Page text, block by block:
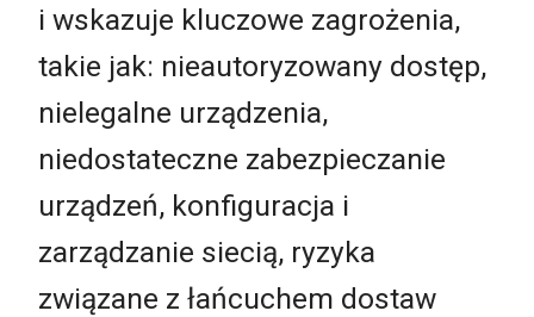
i wskazuje kluczowe zagrożenia,
takie jak: nieautoryzowany dostęp,
nielegalne urządzenia,
niedostateczne zabezpieczanie
urządzeń, konfiguracja i
zarządzanie siecią, ryzyka
związane z łańcuchem dostaw